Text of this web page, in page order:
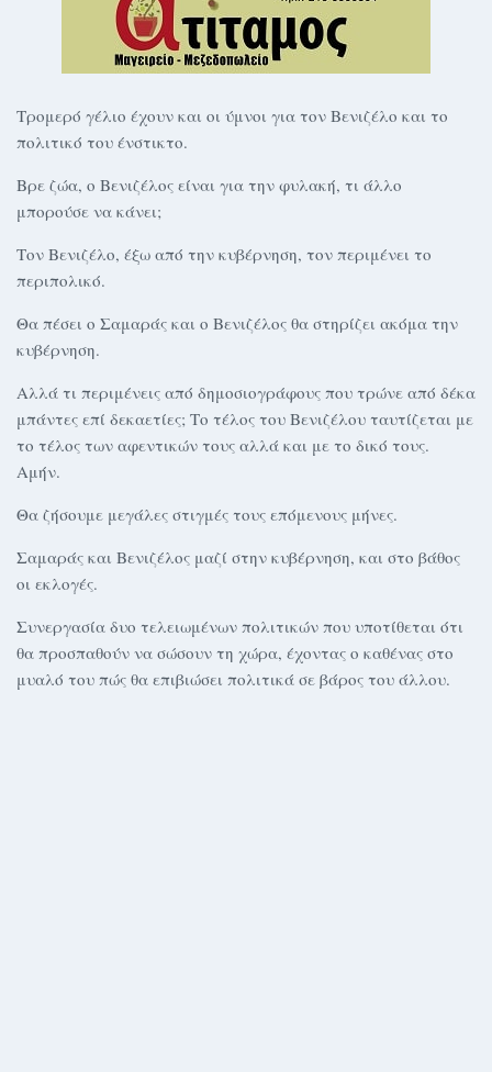
Τρομερό γέλιο έχουν και οι ύμνοι για τον Βενιζέλο και το
πολιτικό του ένστικτο.
Βρε ζώα, ο Βενιζέλος είναι για την φυλακή, τι άλλο
μπορούσε να κάνει;
Τον Βενιζέλο, έξω από την κυβέρνηση, τον περιμένει το
περιπολικό.
Θα πέσει ο Σαμαράς και ο Βενιζέλος θα στηρίζει ακόμα την
κυβέρνηση.
Αλλά τι περιμένεις από δημοσιογράφους που τρώνε από δέκα
μπάντες επί δεκαετίες; Το τέλος του Βενιζέλου ταυτίζεται με
το τέλος των αφεντικών τους αλλά και με το δικό τους.
Αμήν.
Θα ζήσουμε μεγάλες στιγμές τους επόμενους μήνες.
Σαμαράς και Βενιζέλος μαζί στην κυβέρνηση, και στο βάθος
οι εκλογές.
Συνεργασία δυο τελειωμένων πολιτικών που υποτίθεται ότι
θα προσπαθούν να σώσουν τη χώρα, έχοντας ο καθένας στο
μυαλό του πώς θα επιβιώσει πολιτικά σε βάρος του άλλου.